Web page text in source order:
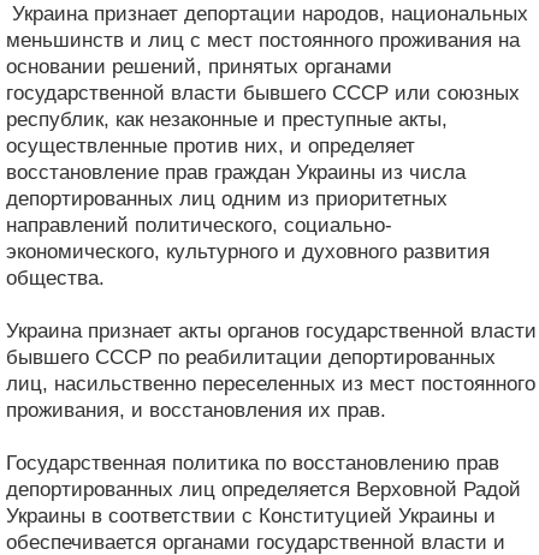
Украина признает депортации народов, национальных
меньшинств и лиц с мест постоянного проживания на
основании решений, принятых органами
государственной власти бывшего СССР или союзных
республик, как незаконные и преступные акты,
осуществленные против них, и определяет
восстановление прав граждан Украины из числа
депортированных лиц одним из приоритетных
направлений политического, социально-
экономического, культурного и духовного развития
общества.
Украина признает акты органов государственной власти
бывшего СССР по реабилитации депортированных
лиц, насильственно переселенных из мест постоянного
проживания, и восстановления их прав.
Государственная политика по восстановлению прав
депортированных лиц определяется Верховной Радой
Украины в соответствии с Конституцией Украины и
обеспечивается органами государственной власти и